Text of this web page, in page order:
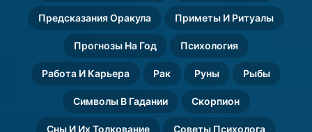
Предсказания Оракула Приметы И Ритуалы
Прогнозы На Год Психология
Работа И Карьера Рак Руны Рыбы
Символы В Гадании Скорпион
Сны И Их Толкование Советы Психолога